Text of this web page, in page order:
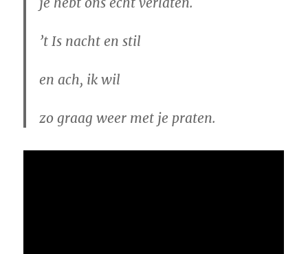
’t Is nacht en stil
en ach, ik wil
zo graag weer met je praten.